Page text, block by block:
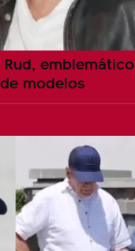
emblemático
modelos